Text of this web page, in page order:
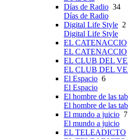
Días de Radio 34
Días de Radio
Digital Life Style 2
Digital Life Style
EL CATENACCIO
EL CATENACCIO
EL CLUB DEL
EL CLUB DEL
El Espacio 6
El Espacio
El hombre de las
El hombre de las
El mundo a juicio 7
El mundo a juicio
EL TELEADICTO